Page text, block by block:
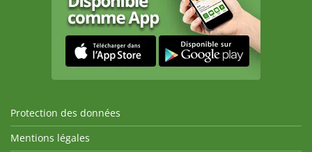
Protection des données
Mentions légales